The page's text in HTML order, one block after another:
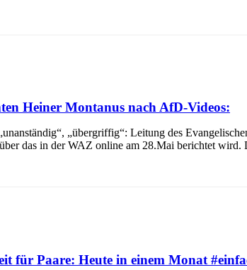
Heiner Montanus nach AfD-Videos:
„übergriffig“: Leitung des
das in der WAZ online am 28.Mai berichtet
für Paare: Heute in einem Monat